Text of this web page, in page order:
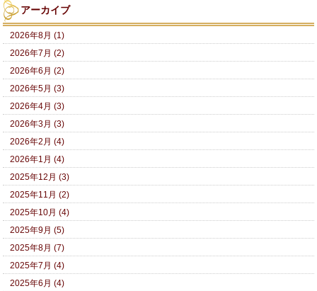
アーカイブ
2026年8月 (1)
2026年7月 (2)
2026年6月 (2)
2026年5月 (3)
2026年4月 (3)
2026年3月 (3)
2026年2月 (4)
2026年1月 (4)
2025年12月 (3)
2025年11月 (2)
2025年10月 (4)
2025年9月 (5)
2025年8月 (7)
2025年7月 (4)
2025年6月 (4)